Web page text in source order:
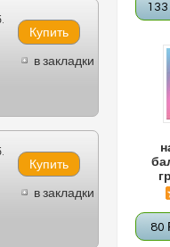
80
в закладки
в закладки